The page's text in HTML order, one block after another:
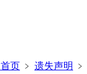
页 ﹥ 遗失声明 ﹥